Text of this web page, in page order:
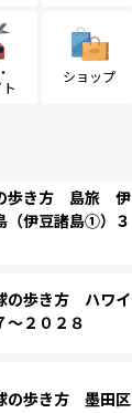
ショップ
歩き方 島旅 伊
伊豆諸島①）３
の歩き方 ハワイ
２０２８
の歩き方 墨田区